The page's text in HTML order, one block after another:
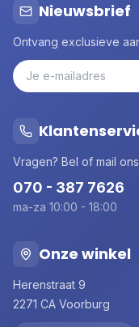
Nieuwsbrief
Ontvang exclusieve
Vragen? Bel of mail
070 - 387 7626
ma-za 10:00 - 18:00
Onze winkel
Herenstraat 9
2271 CA Voorburg